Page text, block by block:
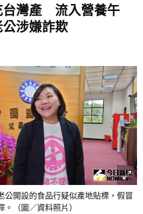
台灣產 流入營養午
涉嫌詐欺
公開設的食品行疑似產地貼標，假冒
。（圖／資料照片）